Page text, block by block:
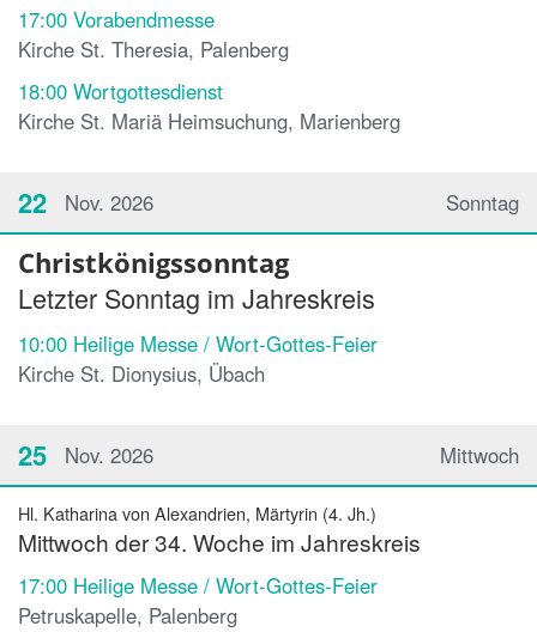
17:00 Vorabendmesse
Kirche St. Theresia, Palenberg
18:00 Wortgottesdienst
Kirche St. Mariä Heimsuchung, Marienberg
Sonntag
22 Nov. 2026
Christkönigssonntag
Letzter Sonntag im Jahreskreis
10:00 Heilige Messe / Wort-Gottes-Feier
Kirche St. Dionysius, Übach
Mittwoch
25 Nov. 2026
Hl. Katharina von Alexandrien, Märtyrin (4. Jh.)
Mittwoch der 34. Woche im Jahreskreis
17:00 Heilige Messe / Wort-Gottes-Feier
Petruskapelle, Palenberg